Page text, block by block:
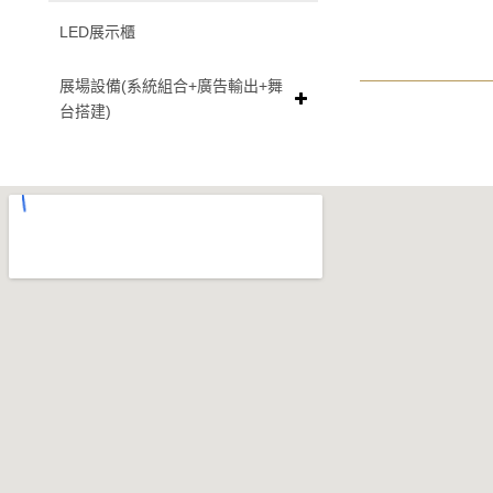
LED展示櫃
展場設備(系統組合+廣告輸出+舞
台搭建)